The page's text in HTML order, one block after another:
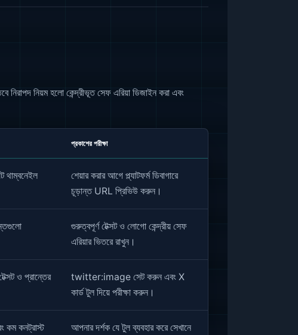
নিয়ম হলো কেন্দ্রীভূত সেফ এরিয়া ডিজাইন করা এবং
প্রকাশের পরীক্ষা
থাম্বনেইল
শেয়ার করার আগে প্ল্যাটফর্ম ডিবাগারে
চূড়ান্ত URL প্রিভিউ করুন।
গুরুত্বপূর্ণ টেক্সট ও লোগো কেন্দ্রীয় সেফ
এরিয়ার ভিতরে রাখুন।
ও প্রান্তের
twitter:image সেট করুন এবং X
কার্ড টুল দিয়ে পরীক্ষা করুন।
কম কনট্রাস্ট
আপনার দর্শক যে টুল ব্যবহার করে সেখানে